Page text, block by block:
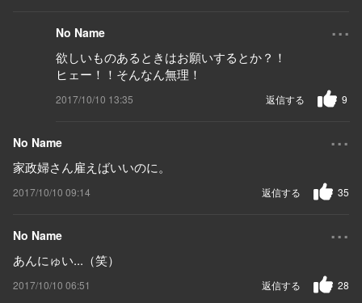
No Name ...
欲しいものあるときはお願いするとか？！
ヒェー！！そんなん無理！
2017/10/10 13:35 9
返信する
No Name ...
家政婦さん雇えばいいのに。
2017/10/10 09:14 35
返信する
No Name ...
あんにゅい...（笑）
2017/10/10 06:51 28
返信する